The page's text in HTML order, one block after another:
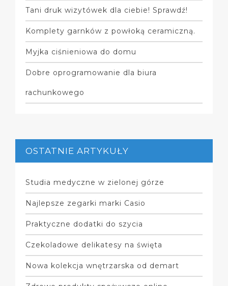
Tani druk wizytówek dla ciebie! Sprawdź!
Komplety garnków z powłoką ceramiczną.
Myjka ciśnieniowa do domu
Dobre oprogramowanie dla biura
rachunkowego
OSTATNIE ARTYKUŁY
Studia medyczne w zielonej górze
Najlepsze zegarki marki Casio
Praktyczne dodatki do szycia
Czekoladowe delikatesy na święta
Nowa kolekcja wnętrzarska od demart